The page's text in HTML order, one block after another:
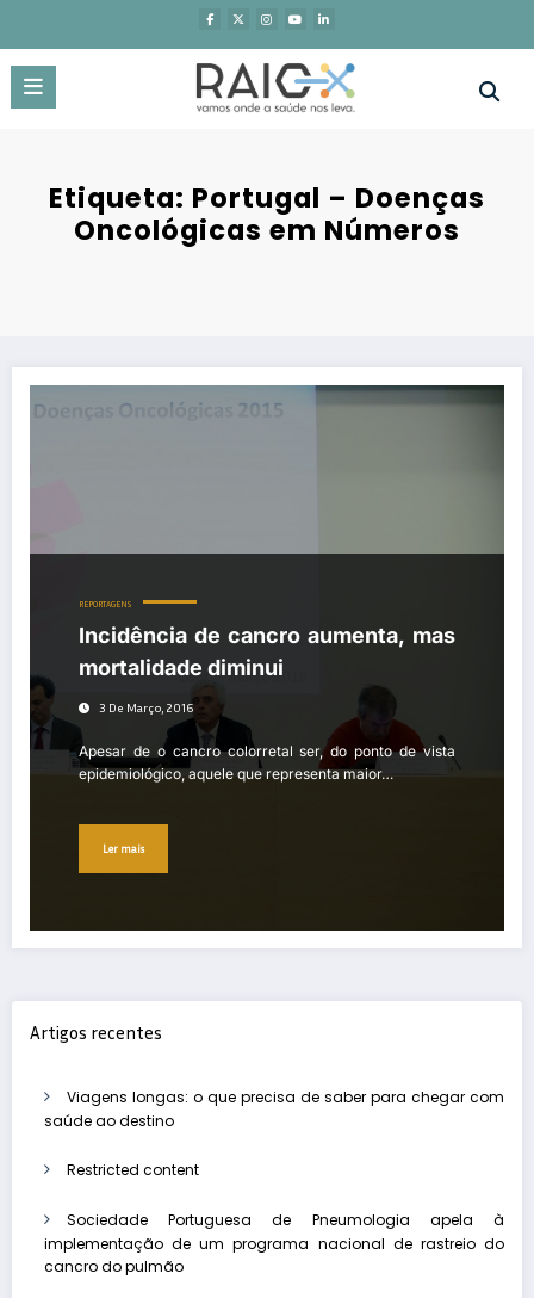
o
conteúdo
Etiqueta: Portugal – Doenças
Oncológicas em Números
Incidência de cancro aumenta, mas mortalidade diminui
REPORTAGENS
Incidência de cancro aumenta, mas
mortalidade diminui
3 De Março, 2016
Apesar de o cancro colorretal ser, do ponto de vista
epidemiológico, aquele que representa maior…
Ler mais
Artigos recentes
Viagens longas: o que precisa de saber para chegar com
saúde ao destino
Restricted content
Sociedade Portuguesa de Pneumologia apela à
implementação de um programa nacional de rastreio do
cancro do pulmão